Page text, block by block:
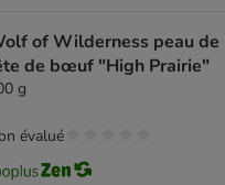
of Wilderness peau de
de bœuf "High Prairie"
g
évalué